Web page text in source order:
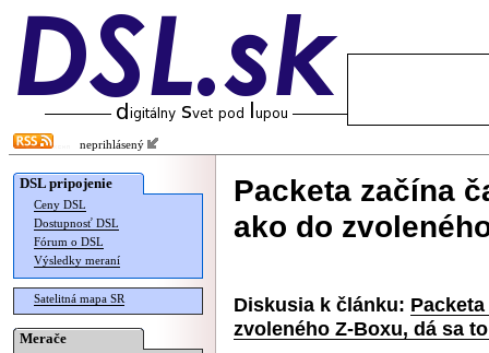
neprihlásený
DSL pripojenie
Ceny DSL
Dostupnosť DSL
Fórum o DSL
Výsledky meraní
Satelitná mapa SR
Merače
Packeta začína
ako do
Diskusia k článku:
zvoleného Z-Boxu, dá sa